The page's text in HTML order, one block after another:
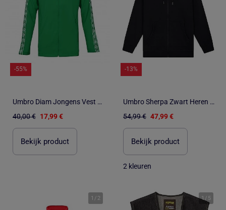
-55%
Umbro Diam Jongens Vest met Rits Groen 647770
40,00 € 17,99 €
Bekijk product
-13%
Umbro Sherpa Zwart Heren Vest met Rits
54,99 € 47,99 €
Bekijk product
2 kleuren
1 / 2 1 / 5